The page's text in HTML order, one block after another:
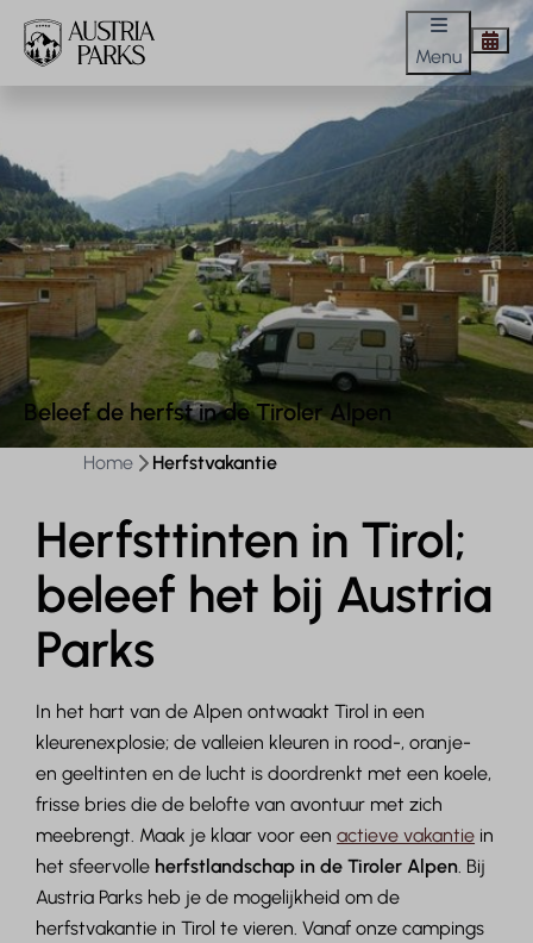
Menu
Beleef de herfst in de Tiroler Alpen
Home Herfstvakantie
Herfsttinten in Tirol;
beleef het bij Austria
Parks
In het hart van de Alpen ontwaakt Tirol in een
kleurenexplosie; de valleien kleuren in rood-, oranje-
en geeltinten en de lucht is doordrenkt met een koele,
frisse bries die de belofte van avontuur met zich
meebrengt. Maak je klaar voor eenactieve vakantie in
het sfeervolle herfstlandschap in de Tiroler Alpen. Bij
Austria Parks heb je de mogelijkheid om de
herfstvakantie in Tirol te vieren. Vanaf onze campings